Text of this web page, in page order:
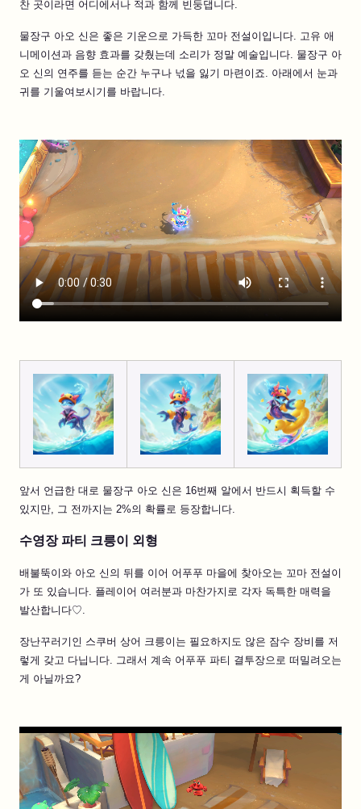
찬 곳이라면 어디에서나 적과 함께 빈둥댑니다.
물장구 아오 신은 좋은 기운으로 가득한 꼬마 전설이입니다. 고유 애
니메이션과 음향 효과를 갖췄는데 소리가 정말 예술입니다. 물장구 아
오 신의 연주를 듣는 순간 누구나 넋을 잃기 마련이죠. 아래에서 눈과
귀를 기울여보시기를 바랍니다.
앞서 언급한 대로 물장구 아오 신은 16번째 알에서 반드시 획득할 수
있지만, 그 전까지는 2%의 확률로 등장합니다.
수영장 파티 크릉이 외형
배불뚝이와 아오 신의 뒤를 이어 어푸푸 마을에 찾아오는 꼬마 전설이
가 또 있습니다. 플레이어 여러분과 마찬가지로 각자 독특한 매력을
발산합니다♡.
장난꾸러기인 스쿠버 상어 크릉이는 필요하지도 않은 잠수 장비를 저
렇게 갖고 다닙니다. 그래서 계속 어푸푸 파티 결투장으로 떠밀려오는
게 아닐까요?